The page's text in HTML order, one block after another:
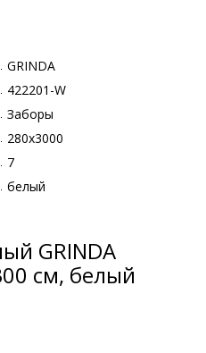
GRINDA
422201-W
Заборы
280x3000
7
белый
GRINDA
см, белый